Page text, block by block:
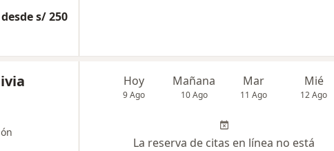
desde s/ 250
Hoy
9 Ago
Mañana
10 Ago
Mar
11 Ago
Mié
12 Ago
La reserva de citas en línea no está